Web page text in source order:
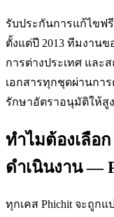
รับประกันการแก้ไขฟ
ตั้งแต่ปี 2013 ทีมงาน
การต่างประเทศ และ
เอกสารทุกชุดผ่านกา
รักษาอัตราอนุมัติให้สู
ทำไมต้องเลือ
ดำเนินงาน —
ทุกเคส Phichit จะถูก